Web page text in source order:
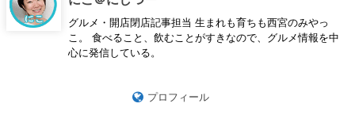
グルメ・開店閉店記事担当 生まれも育ちも西宮のみやっ
こ。 食べること、飲むことがすきなので、グルメ情報を中
心に発信している。
プロフィール